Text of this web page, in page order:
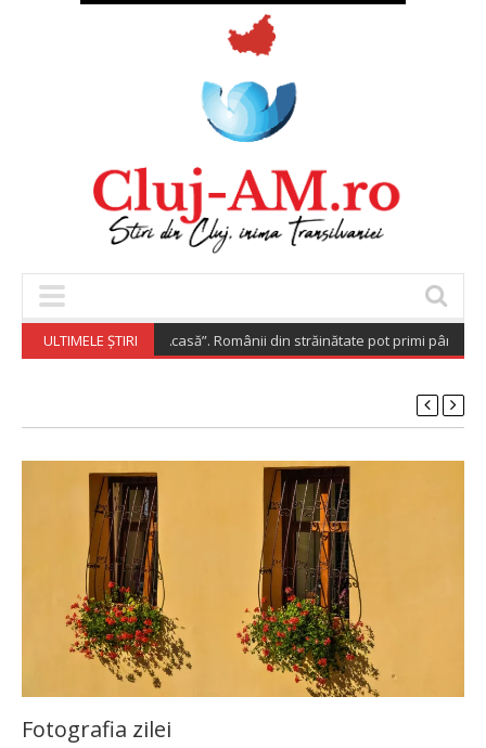
ULTIMELE ȘTIRI
Investește Acasă”. Românii din străinătate pot primi până la
Fotografia zilei